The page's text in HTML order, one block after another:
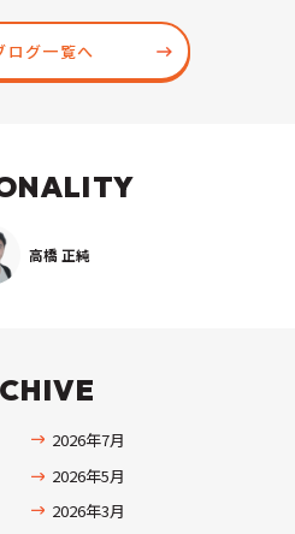
ログ一覧へ
高橋 正純
2026年7月
2026年5月
2026年3月